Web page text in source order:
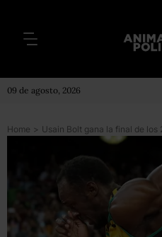
09 de agosto, 2026
Home >